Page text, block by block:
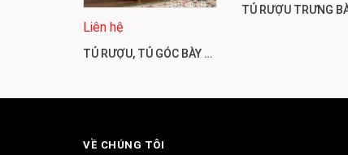
Liên hệ
TỦ RƯỢU, TỦ GÓC BÀY ĐỒ ĐẸP MẪU TÂN CỔ ĐIỂN TG14
VỀ CHÚNG TÔI